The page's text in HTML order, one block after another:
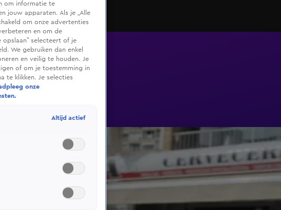
om informatie te
jouw apparaten. Als je „Alle
om onze advertenties
en om de
opslaan” selecteert of je
We gebruiken dan enkel
en veilig te houden. Je
of om je toestemming in
te klikken. Je selecties
onze
Altijd actief